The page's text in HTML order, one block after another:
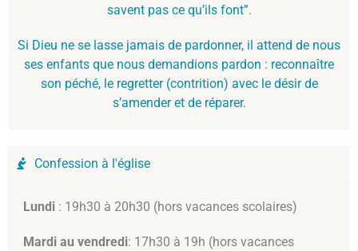
savent pas ce qu’ils font”.
Si Dieu ne se lasse jamais de pardonner, il attend de nous
ses enfants que nous demandions pardon : reconnaître
son péché, le regretter (contrition) avec le désir de
s’amender et de réparer.
Confession à l'église
Lundi : 19h30 à 20h30 (hors vacances scolaires)
Mardi au vendredi: 17h30 à 19h (hors vacances